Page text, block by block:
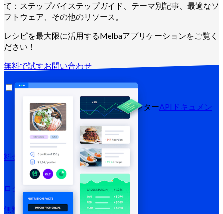
誰向けですか？
キッチンゴーストキッチンケータリング業者パン職
人・パティシエ
リソース
ブログヘルプセンターニュースレターAPIドキュメン
MCPドキュメント
料金プラン
ログイン →
無料でお試し登録する
て：ステップバイステップガイド、テーマ別記事、最適なソ
フトウェア、その他のリソース。
レシピを最大限に活用するMelbaアプリケーションをご覧く
ださい！
無料で試すお問い合わせ